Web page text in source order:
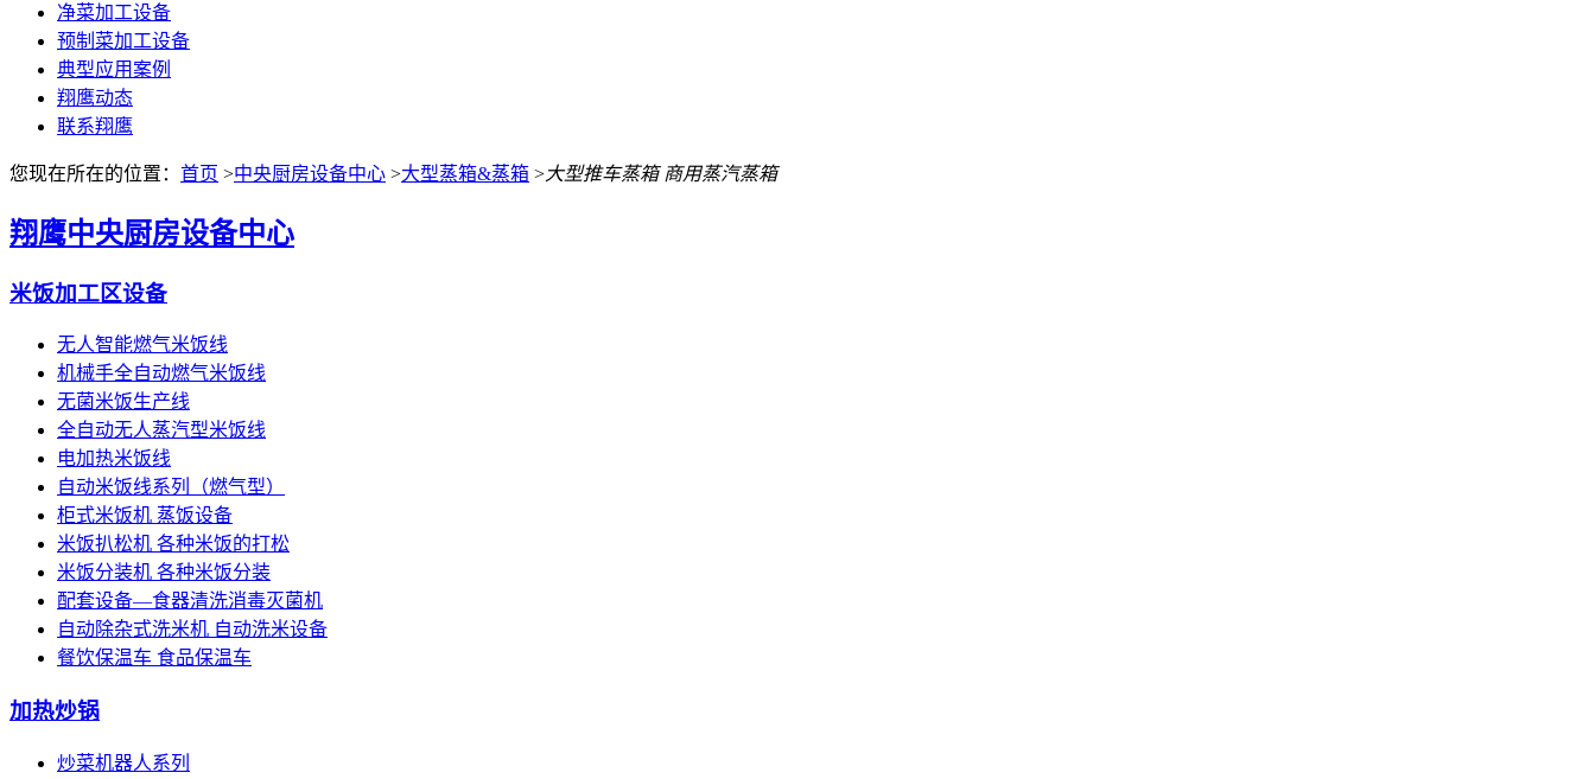
净菜加工设备
预制菜加工设备
典型应用案例
翔鹰动态
联系翔鹰
您现在所在的位置： 首页 >中央厨房设备中心 >大型蒸箱&蒸箱 >大型推车蒸箱 商用蒸汽蒸箱
翔鹰中央厨房设备中心
米饭加工区设备
无人智能燃气米饭线
机械手全自动燃气米饭线
无菌米饭生产线
全自动无人蒸汽型米饭线
电加热米饭线
自动米饭线系列（燃气型）
柜式米饭机 蒸饭设备
米饭扒松机 各种米饭的打松
米饭分装机 各种米饭分装
配套设备—食器清洗消毒灭菌机
自动除杂式洗米机 自动洗米设备
餐饮保温车 食品保温车
加热炒锅
炒菜机器人系列